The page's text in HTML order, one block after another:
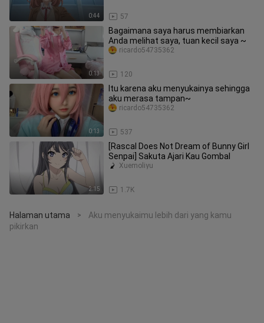
0:44 57
0:13
Bagaimana saya harus membiarkan
Anda melihat saya, tuan kecil saya ~
120
ricardo54735362
0:13
Itu karena aku menyukainya sehingga
aku merasa tampan~
537
ricardo54735362
2:15
[Rascal Does Not Dream of Bunny Girl
Senpai] Sakuta Ajari Kau Gombal
1.7K
Xuemoliyu
Halaman utama >
Aku menyukaimu lebih dari yang kamu
pikirkan